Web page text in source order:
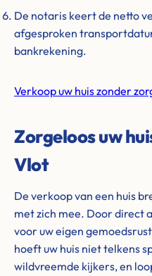
De notaris keert de netto
afgesproken
bankrekening.
Verkoop uw huis zonder
Zorgeloos uw
Vlot
De verkoop van een huis
met zich mee. Door direct
voor uw eigen
hoeft uw huis niet telkens
wildvreemde kijkers, en